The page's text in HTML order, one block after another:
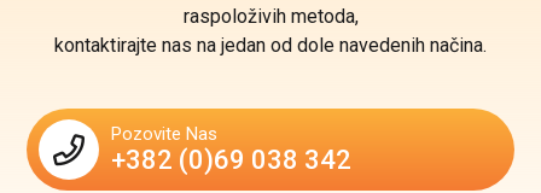
raspoloživih metoda,
kontaktirajte nas na jedan od dole navedenih načina.
Pozovite Nas
+382 (0)69 038 342